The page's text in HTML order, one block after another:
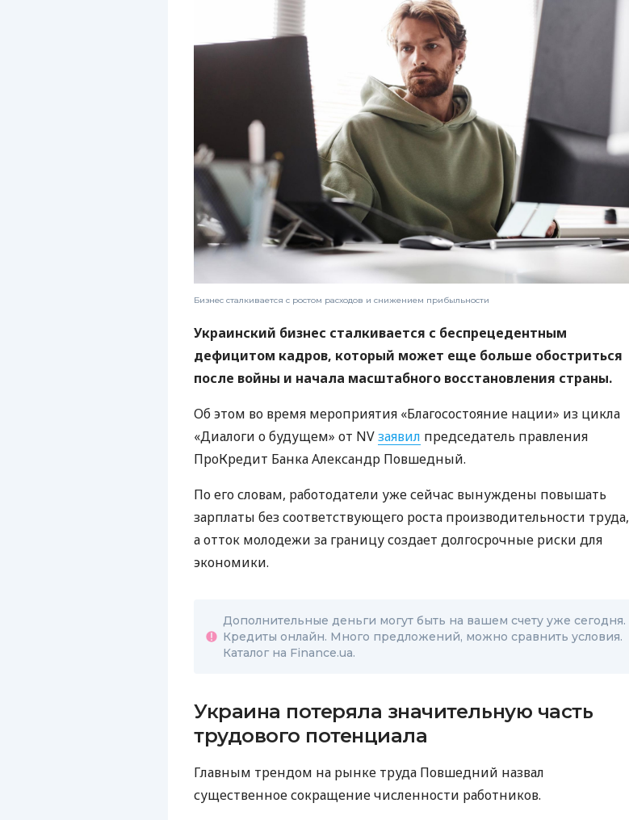
Бизнес сталкивается с ростом расходов и снижением прибыльности
Украинский бизнес сталкивается с беспрецедентным
дефицитом кадров, который может еще больше обостриться
после войны и начала масштабного восстановления страны.
Об этом во время мероприятия «Благосостояние нации» из цикла
«Диалоги о будущем» от NVзаявил председатель правления
ПроКредит Банка Александр Повшедный.
По его словам, работодатели уже сейчас вынуждены повышать
зарплаты без соответствующего роста производительности труда,
а отток молодежи за границу создает долгосрочные риски для
экономики.
Дополнительные деньги могут быть на вашем счету уже сегодня.
Кредиты онлайн. Много предложений, можно сравнить условия.
Каталог на Finance.ua.
Украина потеряла значительную часть
трудового потенциала
Главным трендом на рынке труда Повшедний назвал
существенное сокращение численности работников.